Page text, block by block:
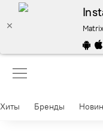
Хиты Бренды